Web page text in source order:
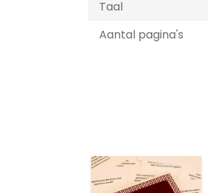
Taal
Aantal pagina's